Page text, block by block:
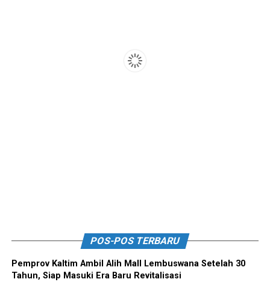
POS-POS TERBARU
Pemprov Kaltim Ambil Alih Mall Lembuswana Setelah 30
Tahun, Siap Masuki Era Baru Revitalisasi